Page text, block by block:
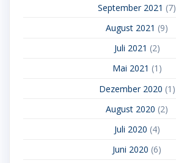
September 2021 (7)
August 2021 (9)
Juli 2021 (2)
Mai 2021 (1)
Dezember 2020 (1)
August 2020 (2)
Juli 2020 (4)
Juni 2020 (6)